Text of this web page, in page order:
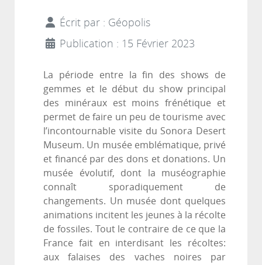
Écrit par : Géopolis
Publication : 15 Février 2023
La période entre la fin des shows de
gemmes et le début du show principal
des minéraux est moins frénétique et
permet de faire un peu de tourisme avec
l’incontournable visite du Sonora Desert
Museum. Un musée emblématique, privé
et financé par des dons et donations. Un
musée évolutif, dont la muséographie
connaît sporadiquement de
changements. Un musée dont quelques
animations incitent les jeunes à la récolte
de fossiles. Tout le contraire de ce que la
France fait en interdisant les récoltes:
aux falaises des vaches noires par